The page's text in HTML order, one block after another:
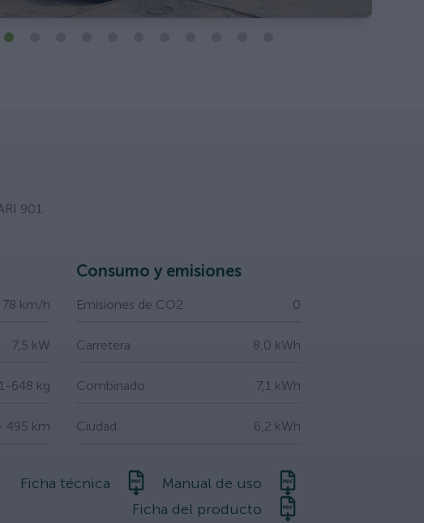
901
78 km/h
7,5 kW
648 kg
495 km
Consumo y emisiones
Emisiones de CO2 0
Carretera 8,0 kWh
Combinado 7,1 kWh
Ciudad 6,2 kWh
Ficha técnica
Manual de uso
Ficha del producto